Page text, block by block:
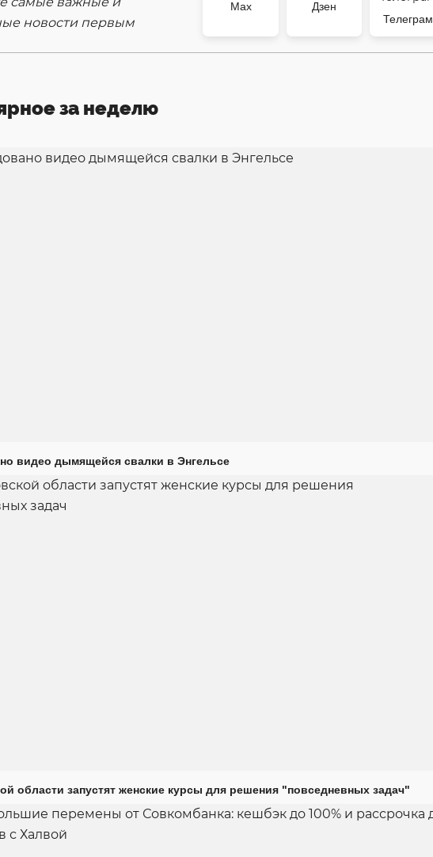
новости первым
Max
Дзен
Телеграм
за неделю
видео дымящейся свалки в Энгельсе
области запустят женские курсы для решения "повседневных задач"